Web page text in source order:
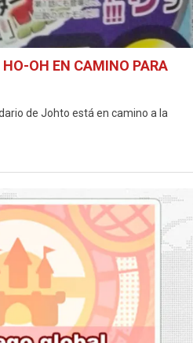
HO-OH EN CAMINO PARA
de Johto está en camino a la